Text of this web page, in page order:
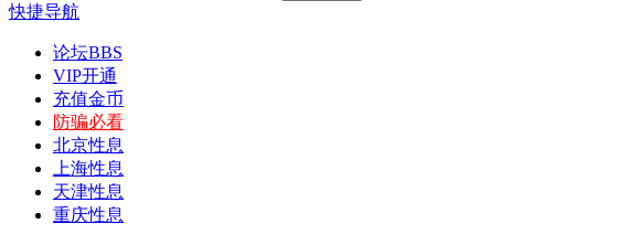
快捷导航
论坛BBS
VIP开通
充值金币
防骗必看
北京性息
上海性息
天津性息
重庆性息